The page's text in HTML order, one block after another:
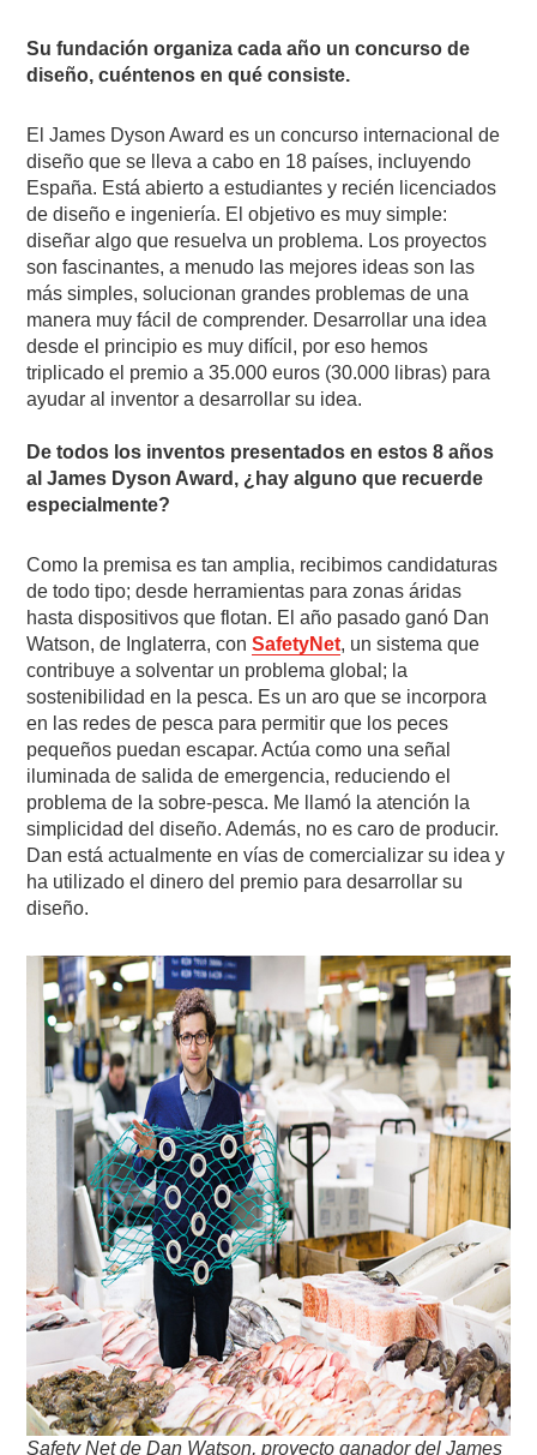
Su fundación organiza cada año un concurso de
diseño, cuéntenos en qué consiste.
El James Dyson Award es un concurso internacional de
diseño que se lleva a cabo en 18 países, incluyendo
España. Está abierto a estudiantes y recién licenciados
de diseño e ingeniería. El objetivo es muy simple:
diseñar algo que resuelva un problema. Los proyectos
son fascinantes, a menudo las mejores ideas son las
más simples, solucionan grandes problemas de una
manera muy fácil de comprender. Desarrollar una idea
desde el principio es muy difícil, por eso hemos
triplicado el premio a 35.000 euros (30.000 libras) para
ayudar al inventor a desarrollar su idea.
De todos los inventos presentados en estos 8 años
al James Dyson Award, ¿hay alguno que recuerde
especialmente?
Como la premisa es tan amplia, recibimos candidaturas
de todo tipo; desde herramientas para zonas áridas
hasta dispositivos que flotan. El año pasado ganó Dan
Watson, de Inglaterra, conSafetyNet, un sistema que
contribuye a solventar un problema global; la
sostenibilidad en la pesca. Es un aro que se incorpora
en las redes de pesca para permitir que los peces
pequeños puedan escapar. Actúa como una señal
iluminada de salida de emergencia, reduciendo el
problema de la sobre-pesca. Me llamó la atención la
simplicidad del diseño. Además, no es caro de producir.
Dan está actualmente en vías de comercializar su idea y
ha utilizado el dinero del premio para desarrollar su
diseño.
Safety Net de Dan Watson, proyecto ganador del James